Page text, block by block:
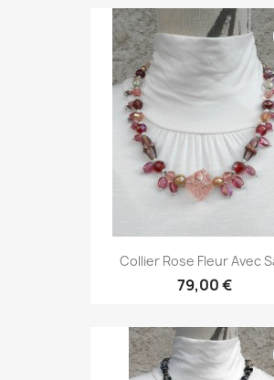
Collier Rose Fleur Avec
79,00 €